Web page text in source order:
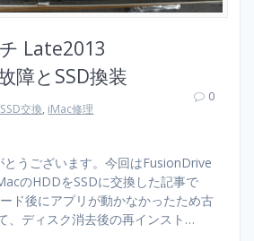
Late2013
障とSSD換装
交換, iMac修理
0
とうございます。今回はFusionDrive
のHDDをSSDに交換した記事で
ド後にアプリが動かなかったため古
、ディスク消去後の再インスト…